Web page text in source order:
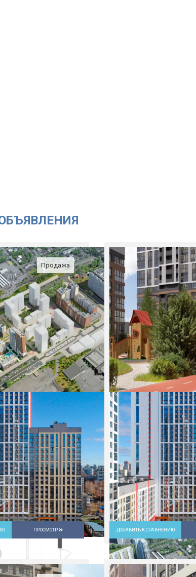
Продажа
ПРОСМОТР ДОБАВИТЬ К СРАВНЕНИЮ